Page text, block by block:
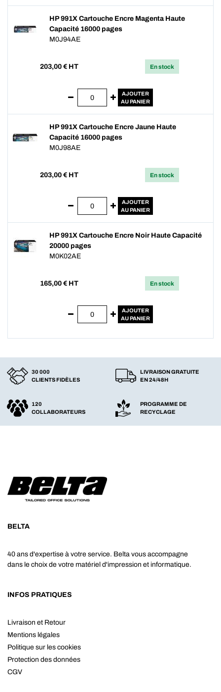
HP 991X Cartouche Encre Magenta Haute
Capacité 16000 pages
M0J94AE
203,00 € HT En stock
AJOUTER
AU PANIER
HP 991X Cartouche Encre Jaune Haute
Capacité 16000 pages
M0J98AE
203,00 € HT En stock
AJOUTER
AU PANIER
HP 991X Cartouche Encre Noir Haute Capacité
20000 pages
M0K02AE
165,00 € HT En stock
AJOUTER
AU PANIER
30 000
CLIENTS FIDÈLES
LIVRAISON GRATUITE
EN 24/48H
120
COLLABORATEURS
PROGRAMME DE
RECYCLAGE
BELTA
40 ans d'expertise à votre service. Belta vous accompagne
dans le choix de votre matériel d'impression et informatique.
INFOS PRATIQUES
Livraison et Retour
Mentions légales
Politique sur les cookies
Protection des données
CGV